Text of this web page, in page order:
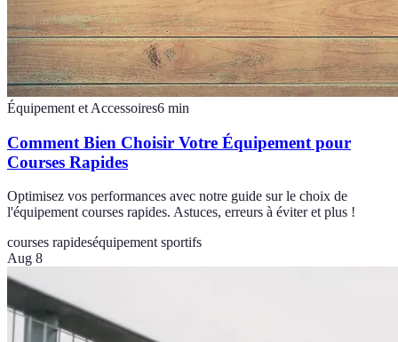
Équipement et Accessoires6 min
Comment Bien Choisir Votre Équipement pour
Courses Rapides
Optimisez vos performances avec notre guide sur le choix de
l'équipement courses rapides. Astuces, erreurs à éviter et plus !
courses rapideséquipement sportifs
Aug 8